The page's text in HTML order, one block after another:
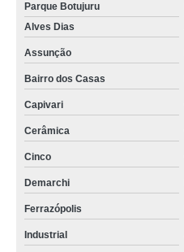
Parque Botujuru
Alves Dias
Assunção
Bairro dos Casas
Capivari
Cerâmica
Cinco
Demarchi
Ferrazópolis
Industrial